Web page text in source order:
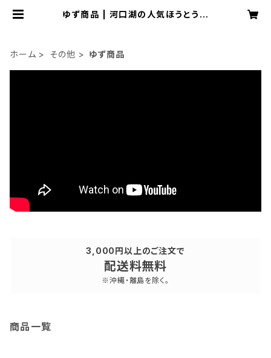
ゆず商品 | 河口湖の人気ほうとう店
ホーム その他 ゆず商品
3,000円以上のご注文で
配送料無料
※沖縄・離島を除く。
商品一覧